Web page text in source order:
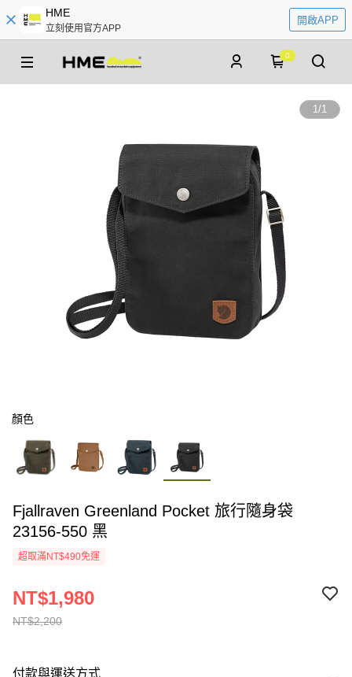
HME
立刻使用官方APP
開啟APP
0
1/1
顏色
Fjallraven Greenland Pocket 旅行隨身袋
23156-550 黑
超取滿NT$490免運
NT$2,200
NT$1,980
付款與運送方式